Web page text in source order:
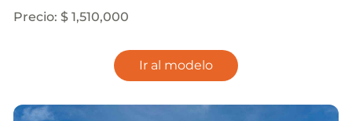
Precio: $ 1,510,000
Ir al modelo